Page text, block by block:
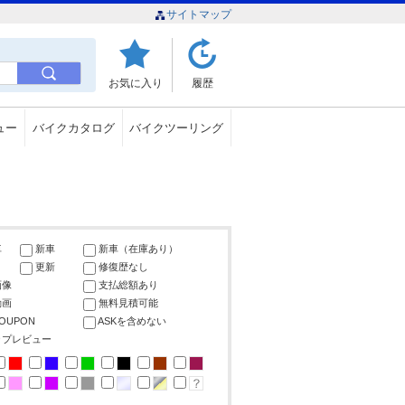
サイトマップ
お気に入り 履歴
ー バイクカタログ バイクツーリング
新車
新車（在庫あり）
更新
修復歴なし
支払総額あり
画
無料見積可能
ASKを含めない
プレビュー